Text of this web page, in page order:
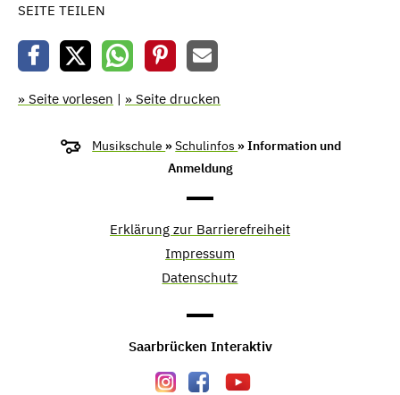
SEITE TEILEN
» Seite vorlesen | » Seite drucken
Musikschule »Schulinfos » Information und
Anmeldung
Erklärung zur Barrierefreiheit
Impressum
Datenschutz
Saarbrücken Interaktiv